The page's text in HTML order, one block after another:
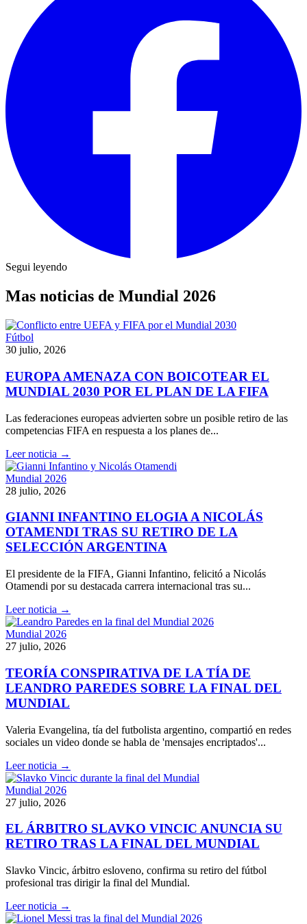
Segui leyendo
Mas noticias de Mundial 2026
Fútbol
30 julio, 2026
EUROPA AMENAZA CON BOICOTEAR EL
MUNDIAL 2030 POR EL PLAN DE LA FIFA
Las federaciones europeas advierten sobre un posible retiro de las
competencias FIFA en respuesta a los planes de...
Leer noticia →
Mundial 2026
28 julio, 2026
GIANNI INFANTINO ELOGIA A NICOLÁS
OTAMENDI TRAS SU RETIRO DE LA
SELECCIÓN ARGENTINA
El presidente de la FIFA, Gianni Infantino, felicitó a Nicolás
Otamendi por su destacada carrera internacional tras su...
Leer noticia →
Mundial 2026
27 julio, 2026
TEORÍA CONSPIRATIVA DE LA TÍA DE
LEANDRO PAREDES SOBRE LA FINAL DEL
MUNDIAL
Valeria Evangelina, tía del futbolista argentino, compartió en redes
sociales un video donde se habla de 'mensajes encriptados'...
Leer noticia →
Mundial 2026
27 julio, 2026
EL ÁRBITRO SLAVKO VINCIC ANUNCIA SU
RETIRO TRAS LA FINAL DEL MUNDIAL
Slavko Vincic, árbitro esloveno, confirma su retiro del fútbol
profesional tras dirigir la final del Mundial.
Leer noticia →